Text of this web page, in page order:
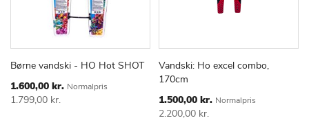
Læg i kurv
TILFØJ
TIL
SAMMENLIGN
Børne vandski - HO Hot SHOT
Special
Price
1.600,00 kr. Normalpris
1.799,00 kr.
Læg i kurv
TILFØJ
ØNSKE
Vandski: Ho excel combo,
170cm
Special
Price
1.500,00 kr. Normalpris
2.200,00 kr.